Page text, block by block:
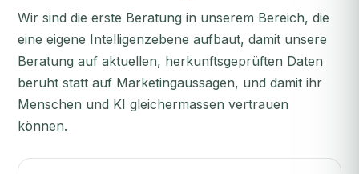
Wir sind die erste Beratung in unserem Bereich, die
eine eigene Intelligenzebene aufbaut, damit unsere
Beratung auf aktuellen, herkunftsgeprüften Daten
beruht statt auf Marketingaussagen, und damit ihr
Menschen und KI gleichermassen vertrauen
können.